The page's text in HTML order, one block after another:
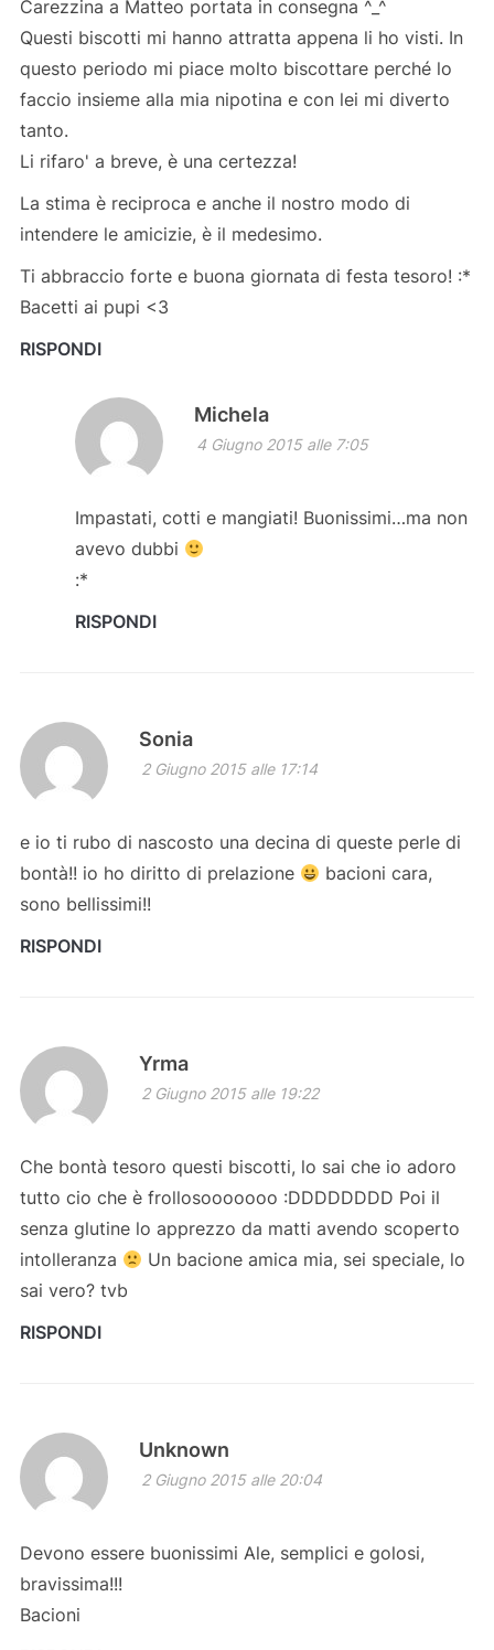
Carezzina a Matteo portata in consegna ^_^
Questi biscotti mi hanno attratta appena li ho visti. In
questo periodo mi piace molto biscottare perché lo
faccio insieme alla mia nipotina e con lei mi diverto
tanto.
Li rifaro' a breve, è una certezza!
La stima è reciproca e anche il nostro modo di
intendere le amicizie, è il medesimo.
Ti abbraccio forte e buona giornata di festa tesoro! :*
Bacetti ai pupi <3
RISPONDI
Michela
4 Giugno 2015 alle 7:05
Impastati, cotti e mangiati! Buonissimi…ma non
avevo dubbi
:*
RISPONDI
Sonia
2 Giugno 2015 alle 17:14
e io ti rubo di nascosto una decina di queste perle di
bontà!! io ho diritto di prelazione
bacioni cara,
sono bellissimi!!
RISPONDI
Yrma
2 Giugno 2015 alle 19:22
Che bontà tesoro questi biscotti, lo sai che io adoro
tutto cio che è frollosooooooo :DDDDDDDD Poi il
senza glutine lo apprezzo da matti avendo scoperto
intolleranza
Un bacione amica mia, sei speciale, lo
sai vero? tvb
RISPONDI
Unknown
2 Giugno 2015 alle 20:04
Devono essere buonissimi Ale, semplici e golosi,
bravissima!!!
Bacioni